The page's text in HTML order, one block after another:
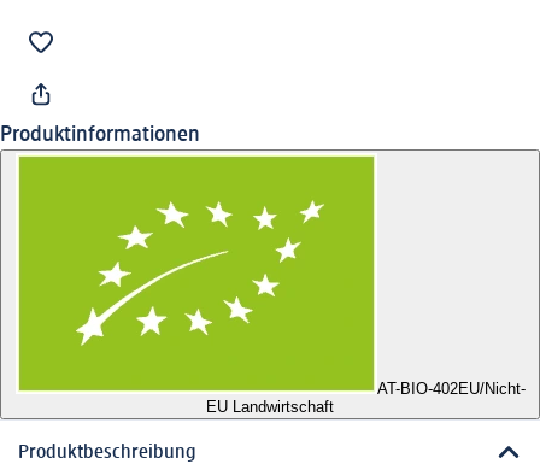
Produktinformationen
AT-BIO-402EU/Nicht-
EU Landwirtschaft
Produktbeschreibung